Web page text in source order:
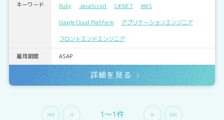
キーワード Ruby JavaScript C#.NET AWS
Google Cloud Platform アプリケーションエンジニア
フロントエンドエンジニア
雇用期間 ASAP
詳細を見る
1〜1件